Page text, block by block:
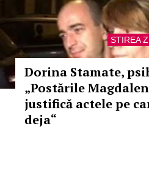
STIREA
Dorina Stamate,
„Postările
justifică actele pe
deja“